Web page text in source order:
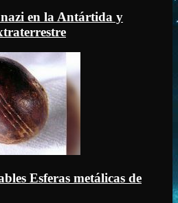
nazi en la Antártida y
Esferas metálicas de